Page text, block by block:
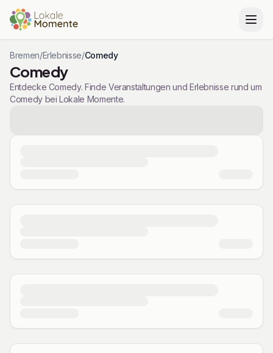
Bremen/Erlebnisse/Comedy
Comedy
Entdecke Comedy. Finde Veranstaltungen und Erlebnisse rund um
Comedy bei Lokale Momente.